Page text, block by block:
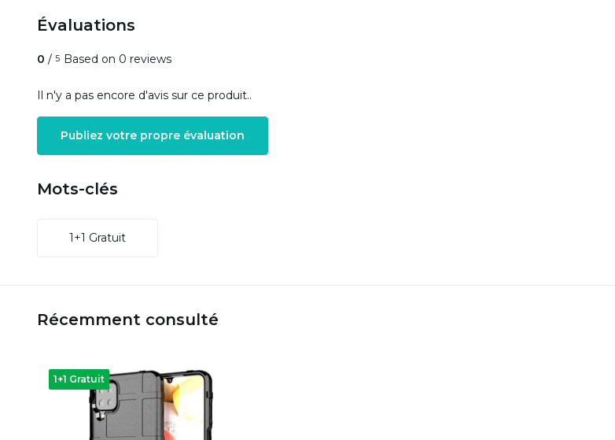
Évaluations
0 / 5 Based on 0 reviews
Il n'y a pas encore d'avis sur ce produit..
Publiez votre propre évaluation
Mots-clés
1+1 Gratuit
Récemment consulté
1+1 Gratuit